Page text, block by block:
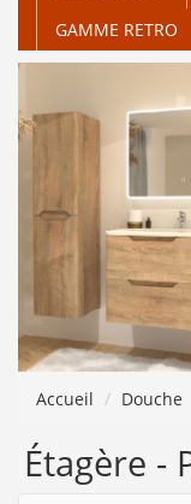
GAMME RETRO
Accueil Douche
Étagère -